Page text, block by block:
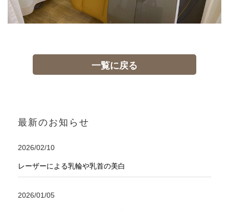
一覧に戻る
最新のお知らせ
2026/02/10
レーザーによる乳輪や乳首の美白
2026/01/05